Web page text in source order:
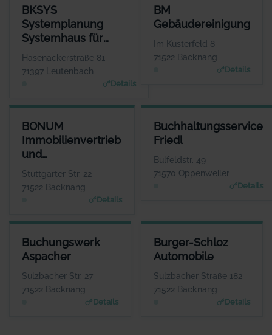
BKSYS
Systemplanung
Systemhaus für
Anwendungssoftware
Hasenäckerstraße 81
71397 Leutenbach
Details
BKSYS SYSTEMPLANUNG SYSTEMHAUS FÜR
Herr Bernd
www.bksys-
BM
Gebäudereinigung
Im Kusterfeld 8
71522 Backnang
Details
BM GEBÄUDEREINIGUNG
ANSPRECHPARTNER
Herr Tihomir
Beganovic
www.bmreinigung.de
BONUM
Immobilienvertrieb
und
Projektentwicklung
GmbH
Stuttgarter Str. 22
71522 Backnang
Details
BONUM IMMOBILIENVERTRIEB UND PROJEKTENTWICKLUNG
www.bonum-
Buchhaltungsservice
Friedl
Bülfeldstr. 49
71570 Oppenweiler
Details
BUCHHALTUNGSSERVICE
Buchungswerk
Aspacher
Sulzbacher Str. 27
71522 Backnang
Details
BUCHUNGSWERK ASPACHER
ANSPRECHPARTNER
Frau Isabel Aspacher
www.aspacher-buchungsw
Burger-Schloz
Automobile
Sulzbacher Straße 182
71522 Backnang
Details
BURGER-SCHLOZ
Herr Wolfgang
www.burgerschloz.de